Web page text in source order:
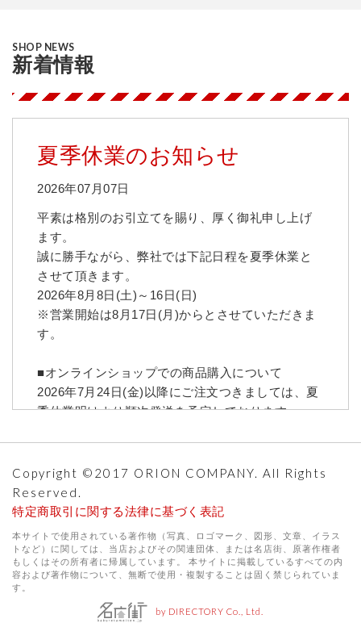
SHOP NEWS
新着情報
夏季休業のお知らせ
2026年07月07日
平素は格別のお引立てを賜り、厚く御礼申し上げ
ます。
誠に勝手ながら、弊社では下記日程を夏季休業と
させて頂きます。
2026年8月8日(土)～16日(日)
※営業開始は8月17日(月)からとさせていただきま
す。
■オンラインショップでの商品購入について
2026年7月24日(金)以降にご注文つきましては、夏
季休業明けより順次発送を予定しております。
※期間内も随時ご注文は承っております。
※返信は自動返信となっております。
理解賜りますようお願い申し上げます。
Copyright ©2017 ORION COMPANY. All Rights
Reserved.
特定商取引に関する法律に基づく表記
本サイトで使用されている著作物（写真、ロゴマーク、図形、文章、イラス
トなど）に関しては、当店およびその関連団体、または名店街、原著作権者
もしくはその所有者に帰属しています。 本サイトに掲載しているすべての内
容および著作物について、無断で使用・複製することは固く禁じられていま
す。
by DIRECTORY Co., Ltd.